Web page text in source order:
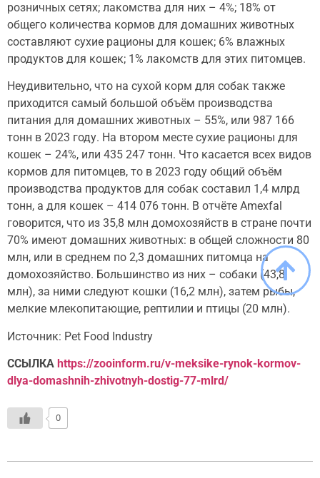
розничных сетях; лакомства для них – 4%; 18% от
общего количества кормов для домашних животных
составляют сухие рационы для кошек; 6% влажных
продуктов для кошек; 1% лакомств для этих питомцев.
Неудивительно, что на сухой корм для собак также
приходится самый большой объём производства
питания для домашних животных – 55%, или 987 166
тонн в 2023 году. На втором месте сухие рационы для
кошек – 24%, или 435 247 тонн. Что касается всех видов
кормов для питомцев, то в 2023 году общий объём
производства продуктов для собак составил 1,4 млрд
тонн, а для кошек – 414 076 тонн. В отчёте Amexfal
говорится, что из 35,8 млн домохозяйств в стране почти
70% имеют домашних животных: в общей сложности 80
млн, или в среднем по 2,3 домашних питомца на
домохозяйство. Большинство из них – собаки (43,8
млн), за ними следуют кошки (16,2 млн), затем рыбы,
мелкие млекопитающие, рептилии и птицы (20 млн).
Источник: Pet Food Industry
ССЫЛКА https://zooinform.ru/v-meksike-rynok-kormov-
dlya-domashnih-zhivotnyh-dostig-77-mlrd/
0